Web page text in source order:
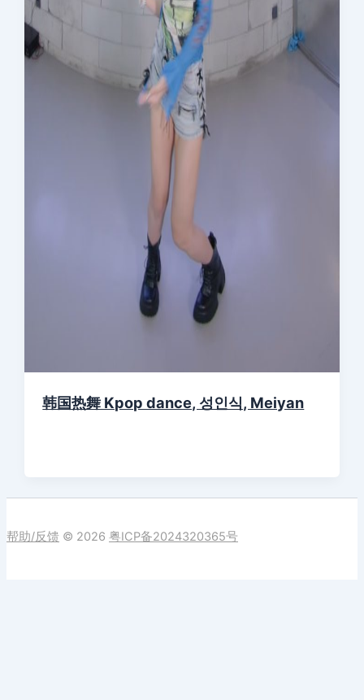
韩国热舞 Kpop dance, 성인식, Meiyan
帮助/反馈 © 2026 粤ICP备2024320365号